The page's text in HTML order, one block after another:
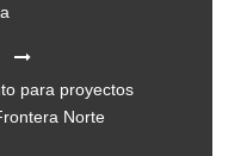
para proyectos
Norte